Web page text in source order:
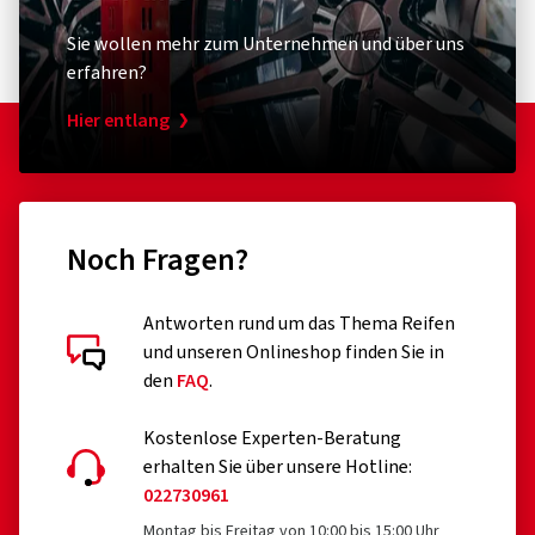
Stabilität in der Kurve und bei Geradeausfahrt
Hervorragende Nass- und Trockenhaftung:Die MICHELIN
2CT Technology, vereint mit einer optimalen
Stabilität in der Kurve und bei Geradeausfahrt:
Handlichkeit, Lenkpräzision und Stabilität.
Der erste Zweikomponenten-Sportreifen
Kundenbewertungen im Detail
08/07/2026
Sie wollen mehr zum Unternehmen und über uns
erfahren?
Hier entlang
Noch Fragen?
Antworten rund um das Thema Reifen
und unseren Onlineshop finden Sie in
den FAQ.
Kostenlose Experten-Beratung
erhalten Sie über unsere Hotline:
022730961